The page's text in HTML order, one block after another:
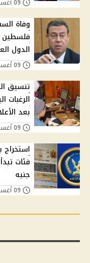
وفاة
فلسطين
الدول
الرغبات
بعد
جنيه